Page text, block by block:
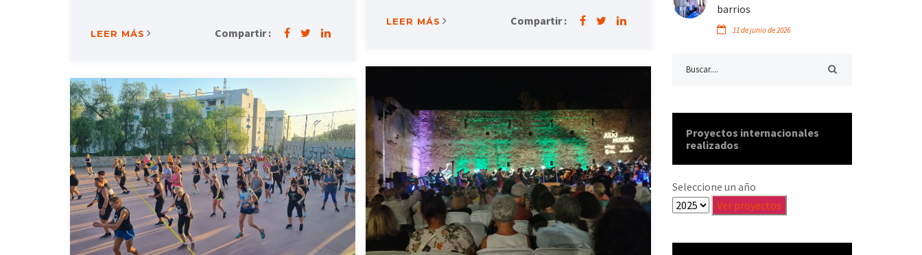
LEER MÁS Compartir :
LEER MÁS Compartir :
barrios
11 de junio de 2026
Proyectos internacionales
realizados
Seleccione un año